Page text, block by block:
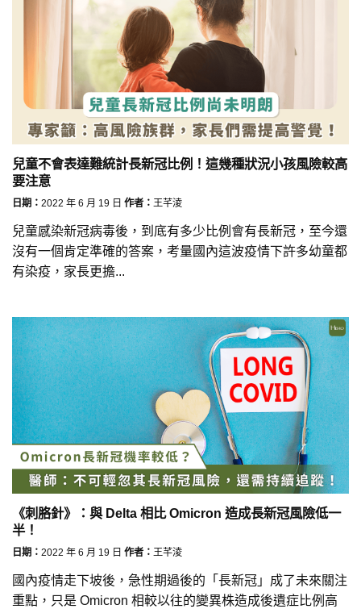
兒童不會表達難統計長新冠比例！這幾種狀況小孩風險較高
要注意
日期： 2022 年 6 月 19 日 作者： 王芊淩
兒童感染新冠病毒後，到底有多少比例會有長新冠，至今還
沒有一個肯定準確的答案，考量國內這波疫情下許多幼童都
有染疫，家長更擔...
《刺胳針》：與 Delta 相比 Omicron 造成長新冠風險低一
半！
日期： 2022 年 6 月 19 日 作者： 王芊淩
國內疫情走下坡後，急性期過後的「長新冠」成了未來關注
重點，只是 Omicron 相較以往的變異株造成後遺症比例高